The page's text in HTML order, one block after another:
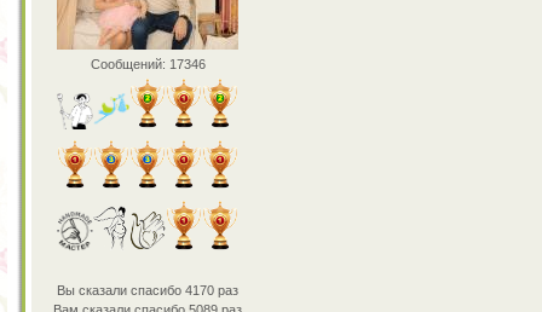
Сообщений: 17346
Вы сказали спасибо 4170 раз